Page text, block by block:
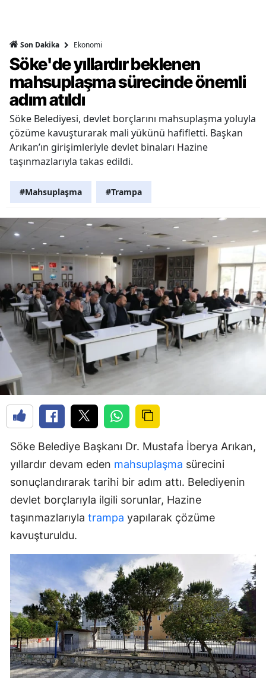
Son Dakika Ekonomi
Söke'de yıllardır beklenen
mahsuplaşma sürecinde önemli
adım atıldı
Söke Belediyesi, devlet borçlarını mahsuplaşma yoluyla
çözüme kavuşturarak mali yükünü hafifletti. Başkan
Arıkan’ın girişimleriyle devlet binaları Hazine
taşınmazlarıyla takas edildi.
#Mahsuplaşma #Trampa
Söke Belediye Başkanı Dr. Mustafa İberya Arıkan,
yıllardır devam eden mahsuplaşma sürecini
sonuçlandırarak tarihi bir adım attı. Belediyenin
devlet borçlarıyla ilgili sorunlar, Hazine
taşınmazlarıyla trampa yapılarak çözüme
kavuşturuldu.